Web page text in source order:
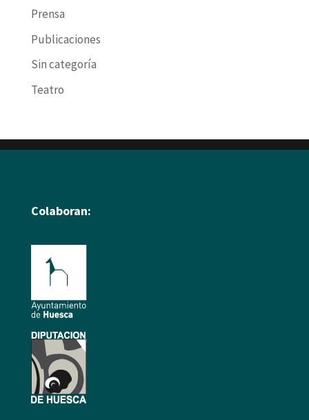
Prensa
Publicaciones
Sin categoría
Teatro
Colaboran: